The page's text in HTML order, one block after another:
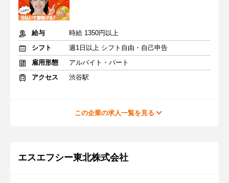
給与
時給 1350円以上
シフト
週1日以上 シフト自由・自己申告
雇用形態
アルバイト・パート
アクセス
渋谷駅
この企業の求人一覧を見る
エスエフシー東北株式会社